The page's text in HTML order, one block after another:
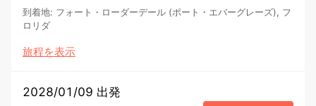
到着地: フォート・ローダーデール (ポート・エバーグレーズ), フ
ロリダ
旅程を表示
2028/01/09 出発